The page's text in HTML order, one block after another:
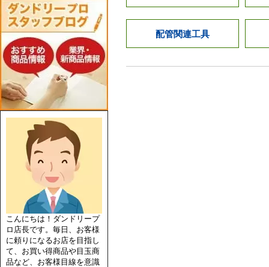
こんにちは！ダンドリープ
ロ店長です。毎日、お客様
に頼りになるお店を目指し
て、お買い得商品や目玉商
品など、お客様目線を意識
配管関連工具